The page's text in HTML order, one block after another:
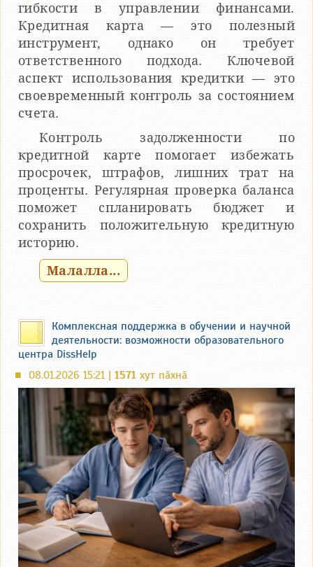
гибкости в управлении финансами.
Кредитная карта — это полезный
инструмент, однако он требует
ответственного подхода. Ключевой
аспект использования кредитки — это
своевременный контроль за состоянием
счета.
Контроль задолженности по
кредитной карте помогает избежать
просрочек, штрафов, лишних трат на
проценты. Регулярная проверка баланса
поможет спланировать бюджет и
сохранить положительную кредитную
историю.
Малалла...
Комплексная поддержка в обучении и научной
деятельности: возможности образовательного
центра DissHelp
■ 08.01.2026 15:21 | 1571 хут пӑхнӑ